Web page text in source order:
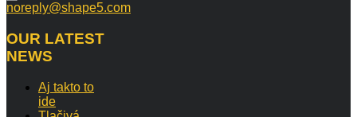
noreply@shape5.com
OUR LATEST
NEWS
Aj takto to
ide